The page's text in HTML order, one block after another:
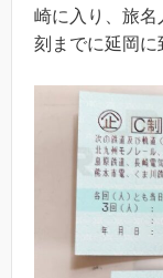
崎に入り、旅名
刻までに延岡に